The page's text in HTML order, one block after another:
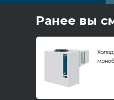
Ранее вы